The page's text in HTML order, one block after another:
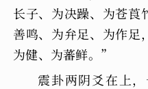
长子、为决躁、为苍莨
善鸣、为弁足、为作足
为健、为蕃鲜。”
震卦两阴爻在上